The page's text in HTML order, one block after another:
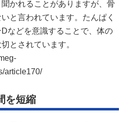
聞かれることがありますが、骨
と言われています。たんぱく
などを意識することで、体の
とされています。
article170/
を短縮